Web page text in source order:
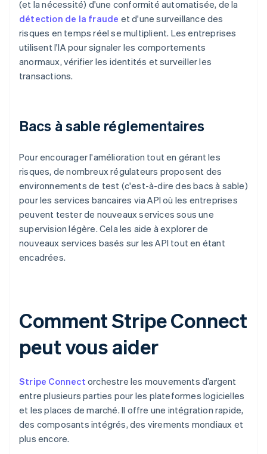
(et la nécessité) d'une conformité automatisée, de la
détection de la fraude et d'une surveillance des
risques en temps réel se multiplient. Les entreprises
utilisent l'IA pour signaler les comportements
anormaux, vérifier les identités et surveiller les
transactions.
Bacs à sable réglementaires
Pour encourager l'amélioration tout en gérant les
risques, de nombreux régulateurs proposent des
environnements de test (c'est-à-dire des bacs à sable)
pour les services bancaires via API où les entreprises
peuvent tester de nouveaux services sous une
supervision légère. Cela les aide à explorer de
nouveaux services basés sur les API tout en étant
encadrées.
Comment Stripe Connect
peut vous aider
Stripe Connect orchestre les mouvements d’argent
entre plusieurs parties pour les plateformes logicielles
et les places de marché. Il offre une intégration rapide,
des composants intégrés, des virements mondiaux et
plus encore.